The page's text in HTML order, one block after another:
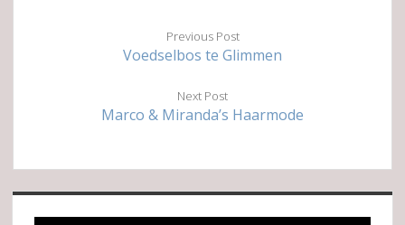
Previous Post
Voedselbos te Glimmen
Next Post
Marco & Miranda’s Haarmode
Sidebar